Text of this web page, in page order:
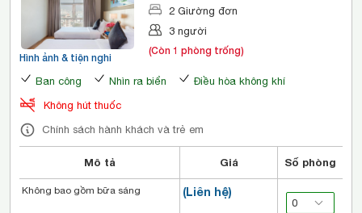
Hình ảnh & tiện nghi
2 Giường đơn
3 người
(Còn 1 phòng trống)
Ban công Nhìn ra biển
Điều hòa không khí
Không hút thuốc
Chính sách hành khách và trẻ em
Mô tả Giá Số phòng
(Liên hệ)
Không bao gồm bữa sáng